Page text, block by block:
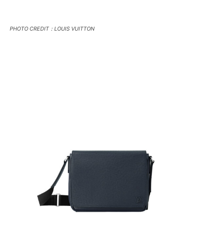
PHOTO CREDIT：LOUIS VUITTON